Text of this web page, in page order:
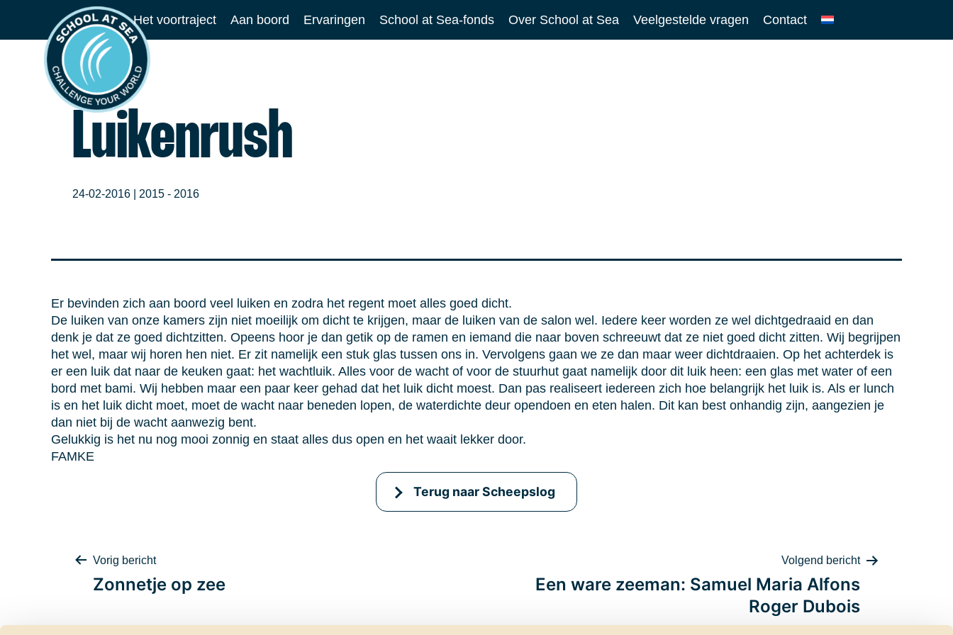
de
School
at
Sea
Het voortraject Aan boord Ervaringen School at Sea-fonds Over School at Sea Veelgestelde vragen Contact
Luikenrush
24-02-2016 | 2015 - 2016
Er bevinden zich aan boord veel luiken en zodra het regent moet alles goed dicht.
De luiken van onze kamers zijn niet moeilijk om dicht te krijgen, maar de luiken van de salon wel. Iedere keer worden ze wel dichtgedraaid en dan
denk je dat ze goed dichtzitten. Opeens hoor je dan getik op de ramen en iemand die naar boven schreeuwt dat ze niet goed dicht zitten. Wij begrijpen
het wel, maar wij horen hen niet. Er zit namelijk een stuk glas tussen ons in. Vervolgens gaan we ze dan maar weer dichtdraaien. Op het achterdek is
er een luik dat naar de keuken gaat: het wachtluik. Alles voor de wacht of voor de stuurhut gaat namelijk door dit luik heen: een glas met water of een
bord met bami. Wij hebben maar een paar keer gehad dat het luik dicht moest. Dan pas realiseert iedereen zich hoe belangrijk het luik is. Als er lunch
is en het luik dicht moet, moet de wacht naar beneden lopen, de waterdichte deur opendoen en eten halen. Dit kan best onhandig zijn, aangezien je
dan niet bij de wacht aanwezig bent.
Gelukkig is het nu nog mooi zonnig en staat alles dus open en het waait lekker door.
FAMKE
Terug naar Scheepslog
Bericht
Vorig bericht
Zonnetje op zee
Volgend bericht
Een ware zeeman: Samuel Maria Alfons
Roger Dubois